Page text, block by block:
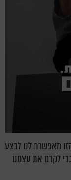
מאפשרת לנו לבצע
לקדם את עצמנו